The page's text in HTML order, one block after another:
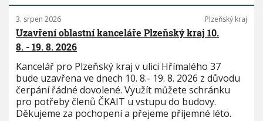
3. srpen 2026 Plzeňský kraj
Uzavření oblastní kanceláře Plzeňský kraj 10.
8. - 19. 8. 2026
Kancelář pro Plzeňský kraj v ulici Hřímalého 37
bude uzavřena ve dnech 10. 8.- 19. 8. 2026 z důvodu
čerpání řádné dovolené. Využít můžete schránku
pro potřeby členů ČKAIT u vstupu do budovy.
Děkujeme za pochopení a přejeme příjemné léto.